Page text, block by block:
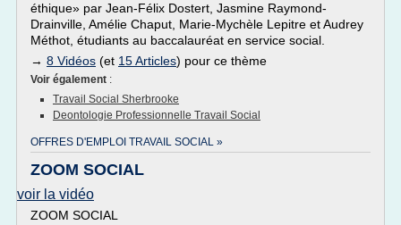
éthique» par Jean-Félix Dostert, Jasmine Raymond-
Drainville, Amélie Chaput, Marie-Mychèle Lepitre et Audrey
Méthot, étudiants au baccalauréat en service social.
→ 8 Vidéos (et 15 Articles) pour ce thème
Voir également :
Travail Social Sherbrooke
Deontologie Professionnelle Travail Social
OFFRES D'EMPLOI TRAVAIL SOCIAL »
ZOOM SOCIAL
voir la vidéo
ZOOM SOCIAL